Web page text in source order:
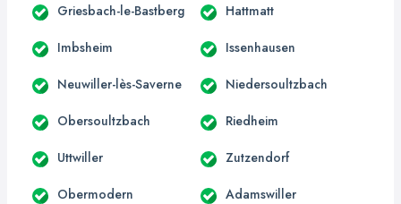
Griesbach-le-Bastberg Hattmatt
Imbsheim Issenhausen
Neuwiller-lès-Saverne Niedersoultzbach
Obersoultzbach Riedheim
Uttwiller Zutzendorf
Obermodern Adamswiller